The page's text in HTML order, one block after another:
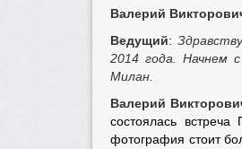
Валерий
Ведущий:
2014 года.
Начнем
Милан.
Валерий
состоялась
фотография стоит